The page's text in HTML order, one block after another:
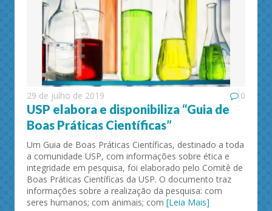
29 de julho de 2019 0
USP elabora e disponibiliza “Guia de
Boas Práticas Científicas”
Um Guia de Boas Práticas Científicas, destinado a toda
a comunidade USP, com informações sobre ética e
integridade em pesquisa, foi elaborado pelo Comitê de
Boas Práticas Científicas da USP. O documento traz
informações sobre a realização da pesquisa: com
seres humanos; com animais; com [Leia Mais]